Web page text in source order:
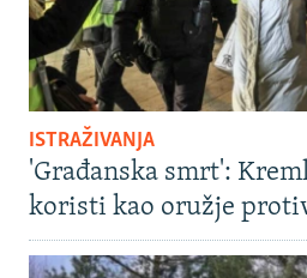
ISTRAŽIVANJA
'Građanska smrt':
koristi kao oružje